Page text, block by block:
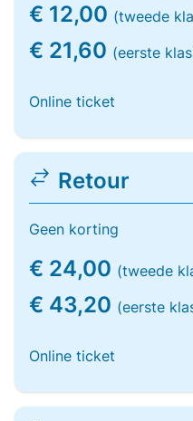
€ 12,00 (tweede
€ 21,60 (eerste
Online ticket
Retour
Geen korting
€ 24,00 (tweede
€ 43,20 (eerste
Online ticket